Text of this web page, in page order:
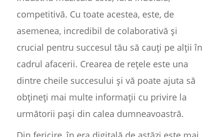
competitivă. Cu toate acestea, este, de
asemenea, incredibil de colaborativă și
crucial pentru succesul tău să cauți pe alții în
cadrul afacerii. Crearea de rețele este una
dintre cheile succesului și vă poate ajuta să
obțineți mai multe informații cu privire la
următorii pași din calea dumneavoastră.